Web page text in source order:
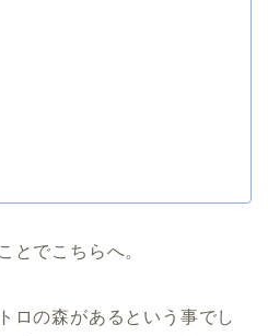
とでこちらへ。
ロの森があるという事でし